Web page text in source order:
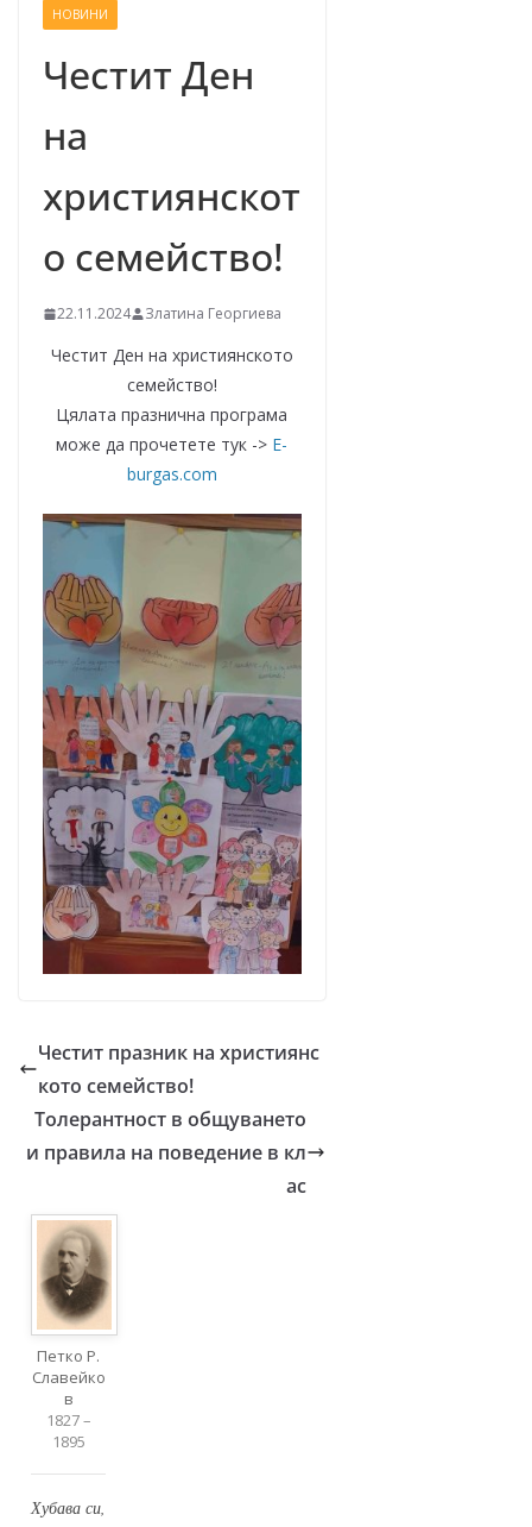
НОВИНИ
Честит Ден
на
християнскот
о семейство!
22.11.2024 Златина Георгиева
Честит Ден на християнското
семейство!
Цялата празнична програма
може да прочетете тук -> E-
burgas.com
Честит празник на християнс
кото семейство!
Толерантност в общуването
и правила на поведение в кл
ас
Петко Р.
Славейко
в
1827 –
1895
Хубава си,